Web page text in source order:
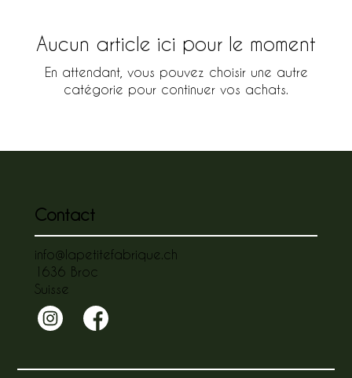
Aucun article ici pour le moment
En attendant, vous pouvez choisir une autre
catégorie pour continuer vos achats.
Contact
info@lapetitefabrique.ch
1636 Broc
Suisse